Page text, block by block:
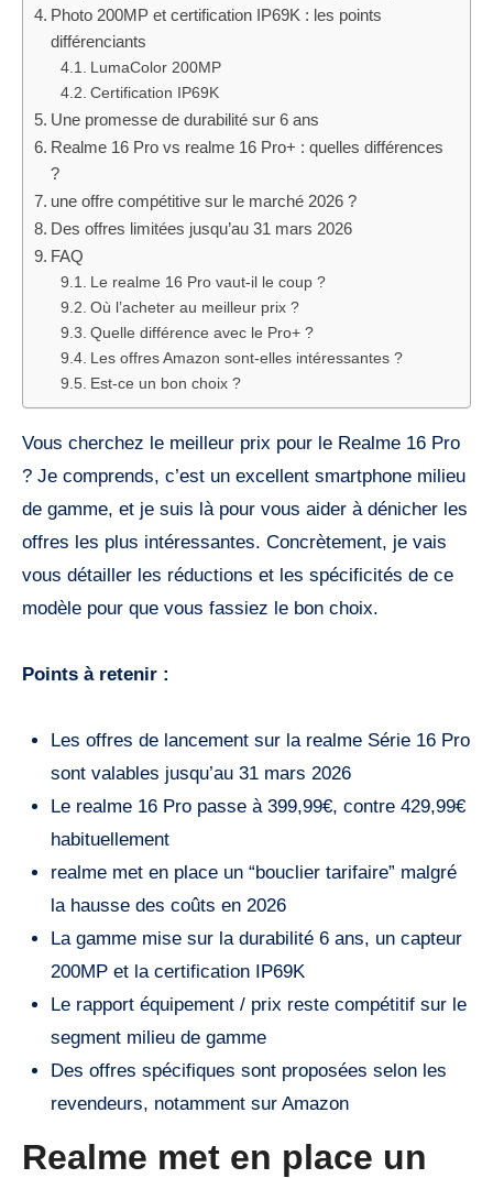
Photo 200MP et certification IP69K : les points
différenciants
LumaColor 200MP
Certification IP69K
Une promesse de durabilité sur 6 ans
Realme 16 Pro vs realme 16 Pro+ : quelles différences
?
une offre compétitive sur le marché 2026 ?
Des offres limitées jusqu’au 31 mars 2026
FAQ
Le realme 16 Pro vaut-il le coup ?
Où l’acheter au meilleur prix ?
Quelle différence avec le Pro+ ?
Les offres Amazon sont-elles intéressantes ?
Est-ce un bon choix ?
Vous cherchez le meilleur prix pour le Realme 16 Pro
? Je comprends, c’est un excellent smartphone milieu
de gamme, et je suis là pour vous aider à dénicher les
offres les plus intéressantes. Concrètement, je vais
vous détailler les réductions et les spécificités de ce
modèle pour que vous fassiez le bon choix.
Points à retenir :
Les offres de lancement sur la realme Série 16 Pro
sont valables jusqu’au 31 mars 2026
Le realme 16 Pro passe à 399,99€, contre 429,99€
habituellement
realme met en place un “bouclier tarifaire” malgré
la hausse des coûts en 2026
La gamme mise sur la durabilité 6 ans, un capteur
200MP et la certification IP69K
Le rapport équipement / prix reste compétitif sur le
segment milieu de gamme
Des offres spécifiques sont proposées selon les
revendeurs, notamment sur Amazon
Realme met en place un